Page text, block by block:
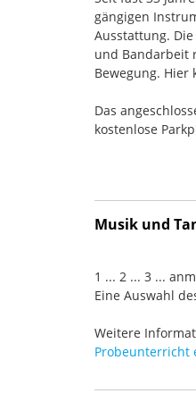
gängigen
Ausstattung.
und Bandarbeit
Bewegung. Hier
Das
kostenlose
Musik und
1 ... 2 ... 3 ...
Eine Auswahl
Weitere
Probeunterricht